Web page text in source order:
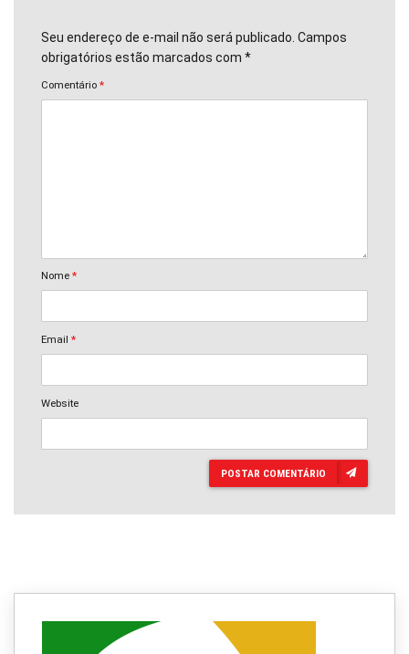
Seu endereço de e-mail não será publicado. Campos
obrigatórios estão marcados com *
Comentário *
Nome *
Email *
Website
POSTAR COMENTÁRIO